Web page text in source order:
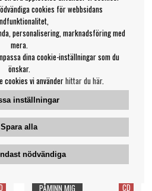
HWANG MINHYUN - (Truth
or Lie) 1st MINI ALBUM
(Weverse Albums ver.) +
Photocard
HWANG MINHYUN
249 kr
CD
PÅMINN MIG
cookies för webbsidans
personalisering, marknadsföring med
mera.
dina cookie-inställningar som du
önskar.
cookies vi använderhittar du här.
inställningar
Spara alla
nödvändiga